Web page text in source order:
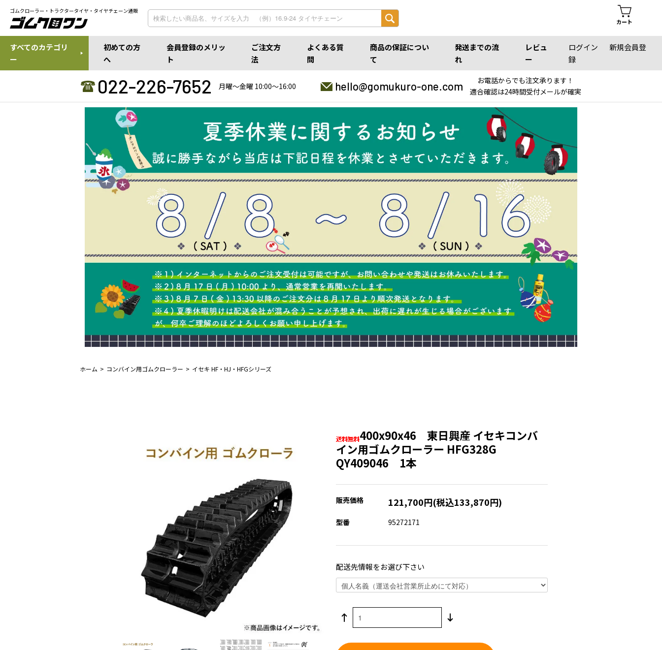
ゴムクローラー・トラクタータイヤ・タイヤチェーン通販
カート
すべてのカテゴリ
ー
初めての方
へ
会員登録のメリッ
ト
ご注文方
法
よくある質
問
商品の保証につい
て
発送までの流
れ
レビュ
ー
ログイン
新規会員登
録
022-226-7652 月曜〜金曜 10:00〜16:00 hello@gomukuro-one.com
お電話からでも注文承ります！
適合確認は24時間受付メールが確実
ホーム コンバイン用ゴムクローラー イセキ HF・HJ・HFGシリーズ
400x90x46 東日興産 イセキコンバ
イン用ゴムクローラー HFG328G
QY409046 1本
販売価格 121,700円(税込133,870円)
型番 95272171
配送先情報をお選び下さい